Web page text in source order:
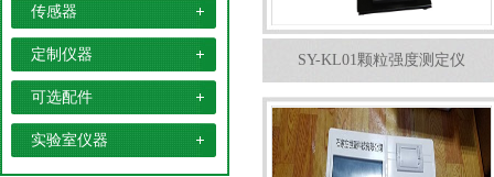
传感器
定制仪器
可选配件
实验室仪器
SY-KL01颗粒强度测定仪